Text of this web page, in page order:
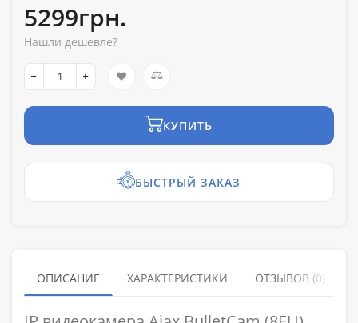
5299грн.
Нашли дешевле?
КУПИТЬ
БЫСТРЫЙ ЗАКАЗ
ОПИСАНИЕ ХАРАКТЕРИСТИКИ ОТЗЫВОВ (0)